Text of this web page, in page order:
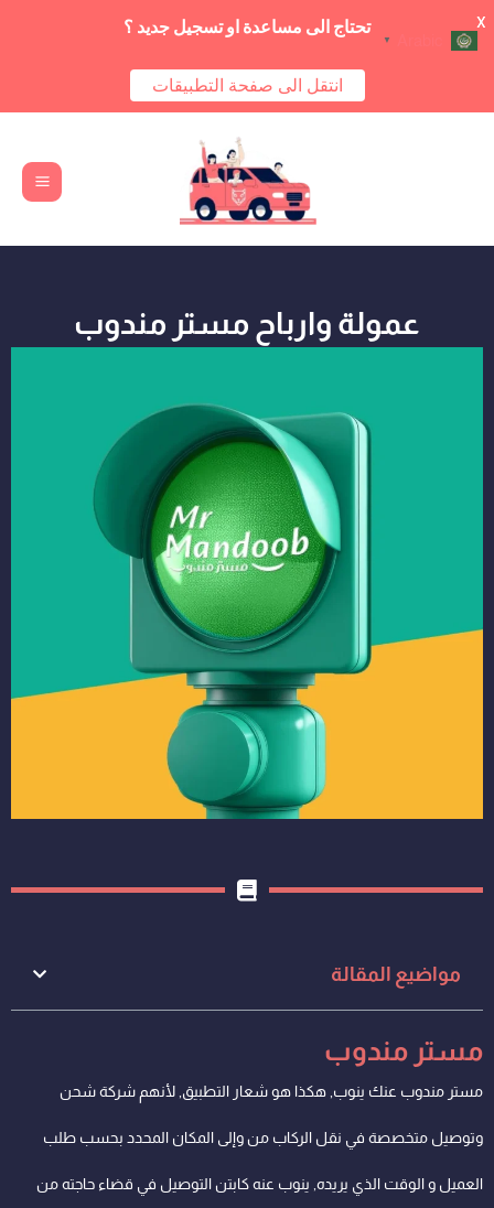
عمولة وارباح مستر مندوب
مواضيع المقالة
مستر مندوب
مستر مندوب عنك ينوب, هكذا هو شعار التطبيق, لأنهم شركة شحن
وتوصيل متخصصة في نقل الركاب من وإلى المكان المحدد بحسب طلب
العميل و الوقت الذي يريده, ينوب عنه كابتن التوصيل في قضاء حاجته من
▼
تحتاج الى مساعدة او تسجيل جديد ؟
انتقل الى صفحة التطبيقات
X